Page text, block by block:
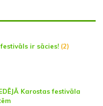
festivāls ir sācies! (2)
Karostas festivāla